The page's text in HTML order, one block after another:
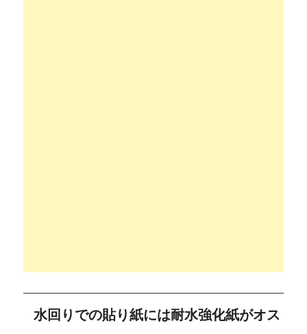
水回りでの貼り紙には耐水強化紙がオス